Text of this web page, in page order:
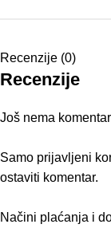
Recenzije (0)
Recenzije
Još nema
Samo prijavljeni
ostaviti komentar.
Načini plaćanja i